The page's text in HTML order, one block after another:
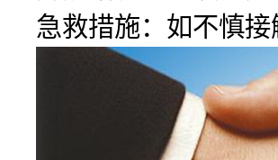
急救措施：如不慎